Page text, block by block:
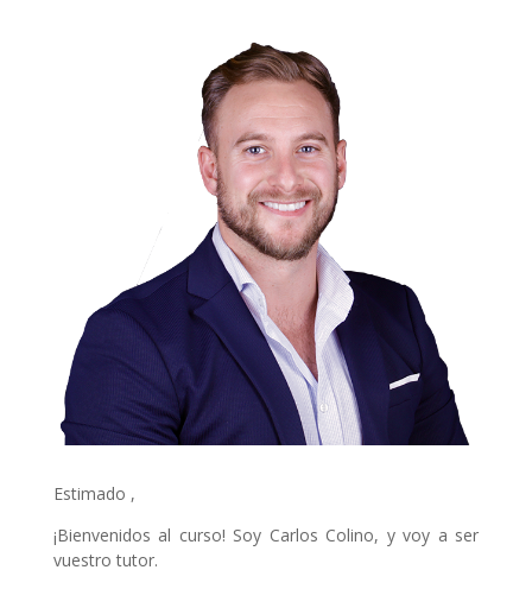
Estimado ,
¡Bienvenidos al curso! Soy Carlos Colino, y voy a ser
vuestro tutor.